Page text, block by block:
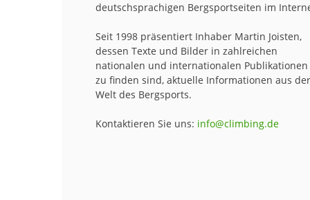
deutschsprachigen Bergsportseiten im
Seit 1998 präsentiert Inhaber Martin Joisten,
dessen Texte und Bilder in zahlreichen
nationalen und internationalen Publikationen
zu finden sind, aktuelle Informationen aus der
Welt des Bergsports.
Kontaktieren Sie uns: info@climbing.de